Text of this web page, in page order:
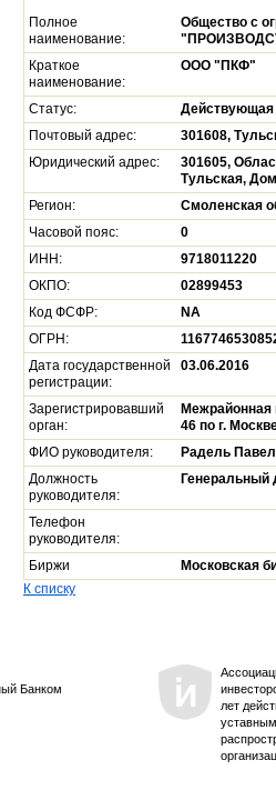
Полное
наименование:
Общество с
Краткое
наименование:
ООО "ПКФ"
Статус:
Действующая
Почтовый адрес:
301608,
Юридический адрес:
301605,
Тульская,
Регион:
Смоленская
Часовой пояс:
0
ИНН:
9718011220
ОКПО:
02899453
Код ФСФР:
NA
ОГРН:
Дата государственной
регистрации:
03.06.2016
Зарегистрировавший
орган:
46 по г.
ФИО руководителя:
Радель
Должность
руководителя:
Генеральный
Телефон
руководителя:
Биржи
Московская
К списку
Банком
лет